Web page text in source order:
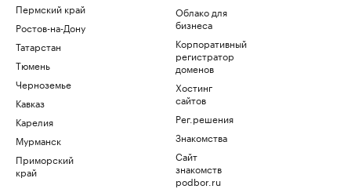
Пермский край
Ростов-на-Дону
Татарстан
Тюмень
Черноземье
Кавказ
Карелия
Мурманск
Приморский
край
Облако для
бизнеса
Корпоративный
регистратор
доменов
Хостинг
сайтов
Рег.решения
Знакомства
Сайт
знакомств
podbor.ru